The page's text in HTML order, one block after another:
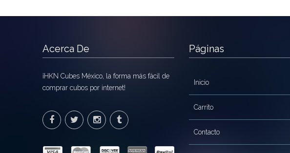
Acerca De
¡HKN Cubes México, la forma más fácil de
comprar cubos por internet!
Páginas
Inicio
Carrito
Contacto